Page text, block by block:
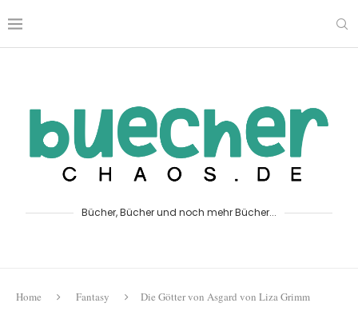
Bücher, Bücher und noch mehr Bücher...
Home Fantasy Die Götter von Asgard von Liza Grimm